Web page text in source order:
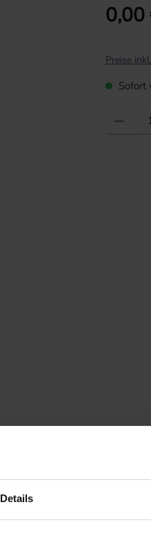
Details
Regulärer
0,00
Preise
Sofort
Produkt